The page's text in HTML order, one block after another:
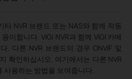
타 NVR 브랜드 또는 NAS와 함께 작동
이합니다. VIGI NVR과 함께 VIGI 카메
. 다른 NVR 브랜드의 경우 ONVIF 및
확인하십시오. 여기에서는 다른 NVR
사용하는 방법을 보여줍니다.